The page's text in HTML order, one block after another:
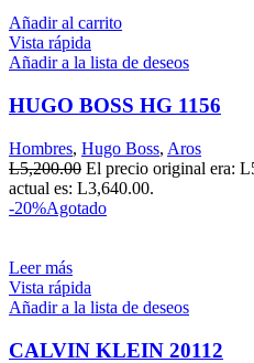
Añadir al carrito
Vista rápida
Añadir a la lista de deseos
HUGO BOSS HG 1156
Hombres, Hugo Boss, Aros
L5,200.00 El precio original era:
actual es: L3,640.00.
-20%Agotado
Leer más
Vista rápida
Añadir a la lista de deseos
CALVIN KLEIN 20112